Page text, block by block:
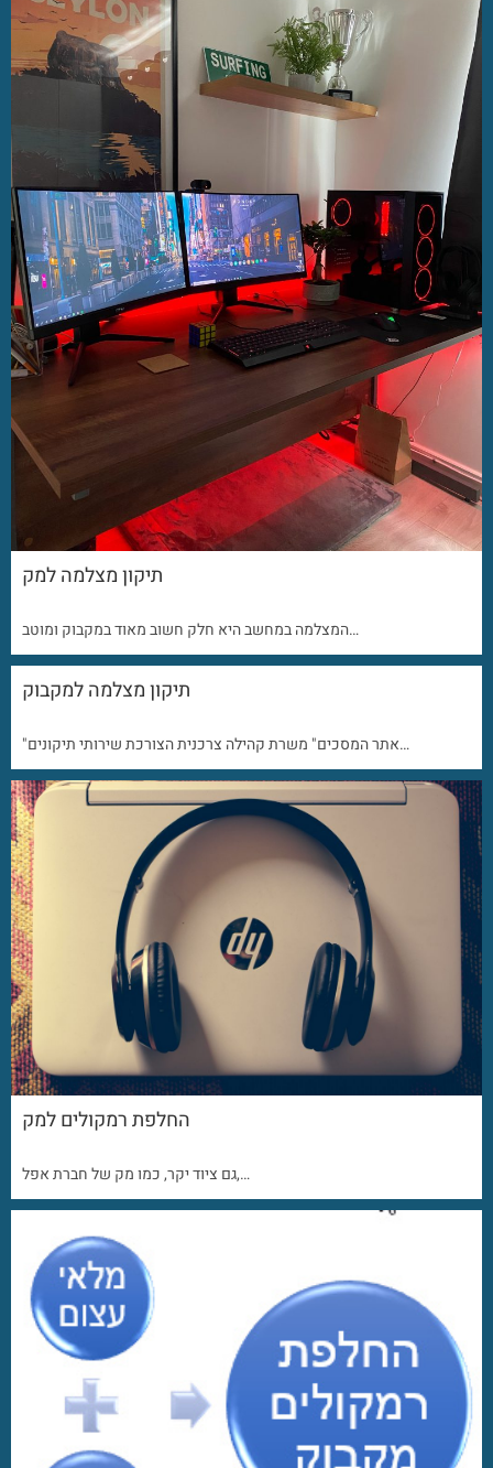
תיקון מצלמה למק
המצלמה במחשב היא חלק חשוב מאוד במקבוק ומוטב…
תיקון מצלמה למקבוק
"אתר המסכים" משרת קהילה צרכנית הצורכת שירותי תיקונים…
החלפת רמקולים למק
גם ציוד יקר, כמו מק של חברת אפל,…